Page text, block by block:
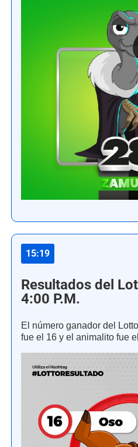
15:19
Resultados del
4:00 P.M.
El número ganador del
fue el 16 y el animalito fue